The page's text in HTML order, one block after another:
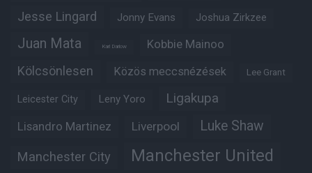
Jesse Lingard Jonny Evans Joshua Zirkzee
Juan Mata Karl Darlow Kobbie Mainoo
Kölcsönlesen Közös meccsnézések Lee Grant
Leicester City Leny Yoro Ligakupa
Lisandro Martinez Liverpool Luke Shaw
Manchester City Manchester United